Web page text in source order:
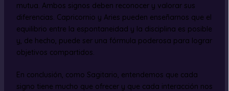
mutua. Ambos signos deben reconocer y valorar sus
diferencias. Capricornio y Aries pueden enseñarnos que el
equilibrio entre la espontaneidad y la disciplina es posible
y, de hecho, puede ser una fórmula poderosa para lograr
objetivos compartidos.
En conclusión, como Sagitario, entendemos que cada
signo tiene mucho que ofrecer y que cada interacción nos